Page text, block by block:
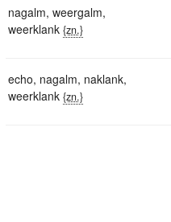
nagalm, weergalm,
weerklank {zn.}
echo, nagalm, naklank,
weerklank {zn.}